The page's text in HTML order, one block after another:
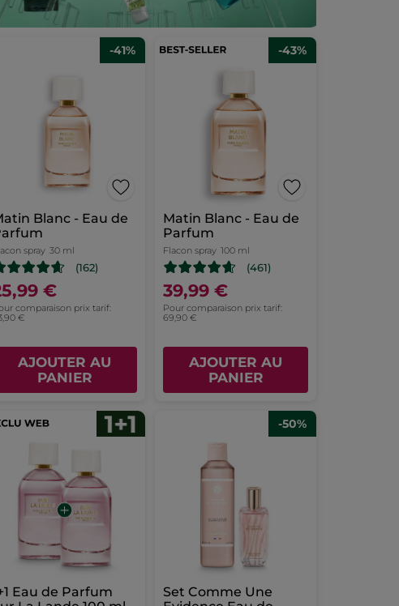
-41%
Blanc - Eau de
spray 30 ml
(162)
€
comparaison prix tarif:
€
AJOUTER AU
PANIER
-43%
Matin Blanc - Eau de
Parfum
Flacon spray 100 ml
(461)
39,99 €
Pour comparaison prix tarif:
69,90 €
AJOUTER AU
PANIER
Eau de Parfum
-50%
Set Comme Une